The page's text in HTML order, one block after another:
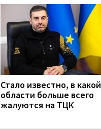
Стало известно, в какой
области больше всего
жалуются на ТЦК